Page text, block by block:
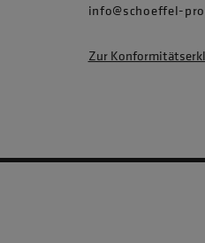
info@schoeffel-
Zur